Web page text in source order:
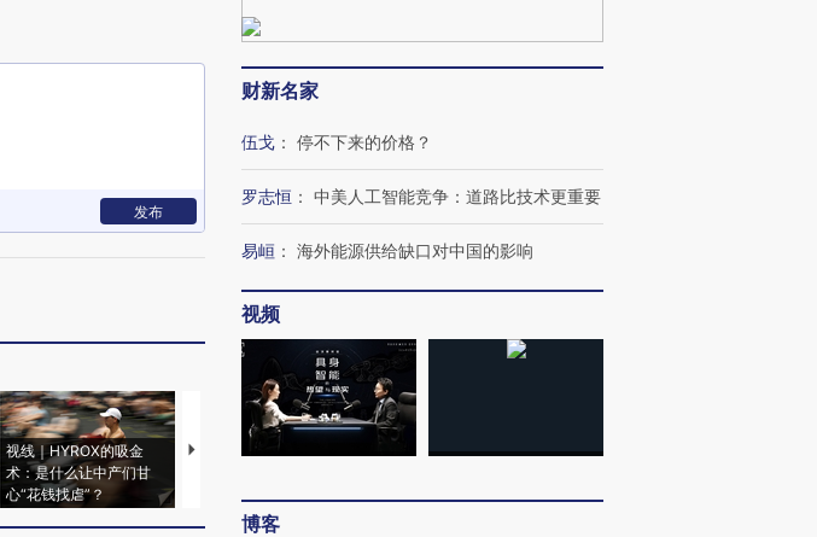
发布
视线｜HYROX的吸金
术：是什么让中产们甘
心“花钱找虐”？
马航飞行员跨国走私7万
视线｜被称为“蟑螂”的印
视线｜“入侵”还是“人道危
财新名家
伍戈 ： 停不下来的价格？
罗志恒 ： 中美人工智能竞争：道路比技术更重要
易峘 ： 海外能源供给缺口对中国的影响
视频
博客